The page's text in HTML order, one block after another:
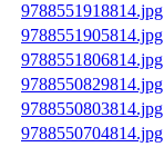
9788551918814.jpg
9788551905814.jpg
9788551806814.jpg
9788550829814.jpg
9788550803814.jpg
9788550704814.jpg